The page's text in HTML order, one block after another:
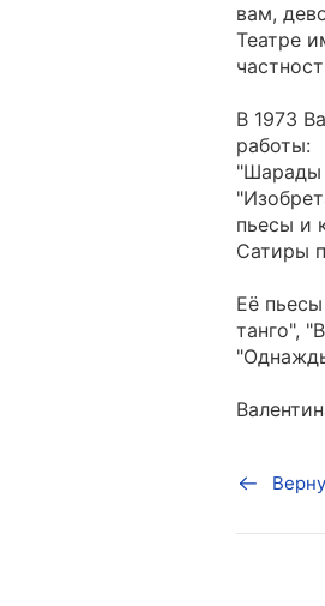
вам,
Театре
В 1973
работы:
"Шарады
пьесы и
Сатиры
Её
танго",